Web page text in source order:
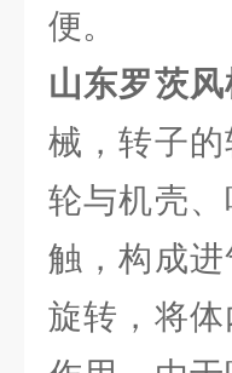
便。
山东罗茨
械，转子
轮与机壳
触，构成
旋转，将